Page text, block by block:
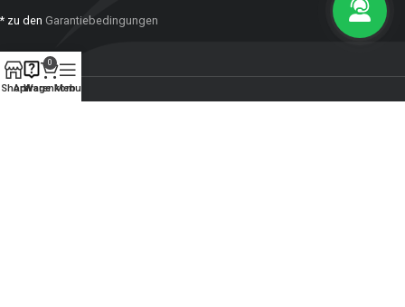
* zu den Garantiebedingungen
ShopAnfrage
0
Warenkorb
Menu